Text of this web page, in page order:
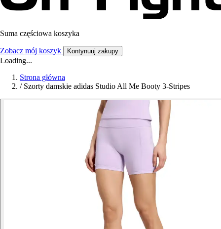
Suma częściowa koszyka
Zobacz mój koszyk Kontynuuj zakupy
Loading...
Strona główna
/ Szorty damskie adidas Studio All Me Booty 3-Stripes